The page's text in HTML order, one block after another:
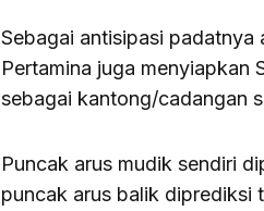
Sebagai antisipasi padatnya
Pertamina juga menyiapkan
sebagai kantong/cadangan
Puncak arus mudik sendiri
puncak arus balik diprediksi